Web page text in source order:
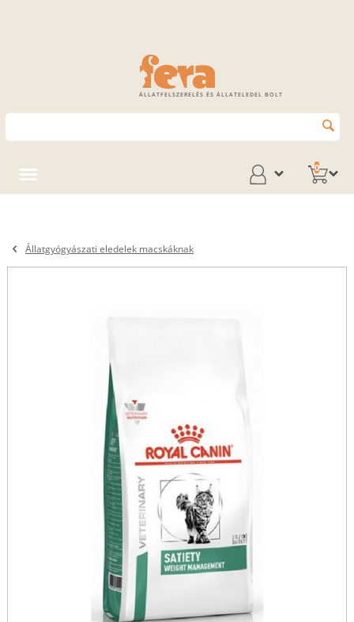
ÁLLATFELSZERELÉS ÉS ÁLLATELEDEL BOLT
0
Állatgyógyászati eledelek macskáknak